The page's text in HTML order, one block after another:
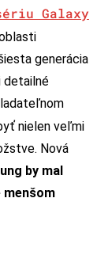
Galaxy
generácia
detailné
nielen veľmi
Nová
by mal
menšom